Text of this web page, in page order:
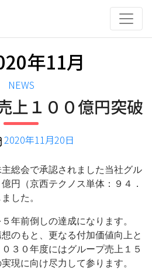
年11月
カ
テ
ゴ
リ
ー
NEWS
上１００億円突破
2020年11月20日
総会で承認されました当社グル
円（京西テクノス単体：９４．
した。
年前倒しの達成になります。
のもと、更なる付加価値向上と
３０年度にはグループ売上１５
現に向け尽力して参ります。